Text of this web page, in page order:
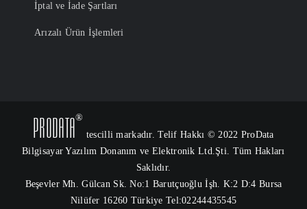
İptal ve İade Şartları
Arızalı Ürün İşlemleri
ProData®
tescilli markadır. Telif Hakkı © 2022 ProData
Bilgisayar Yazılım Donanım ve Elektronik Ltd.Şti. Tüm Hakları
Saklıdır.
Beşevler Mh. Gülcan Sk. No:1 Barutçuoğlu İşh. K:2 D:4 Bursa
Nilüfer 16260 Türkiye Tel:02244435545